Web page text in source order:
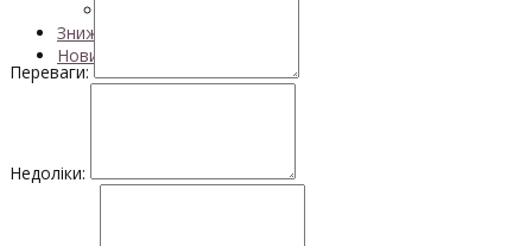
Знижки
Новинки
Переваги:
Недоліки: